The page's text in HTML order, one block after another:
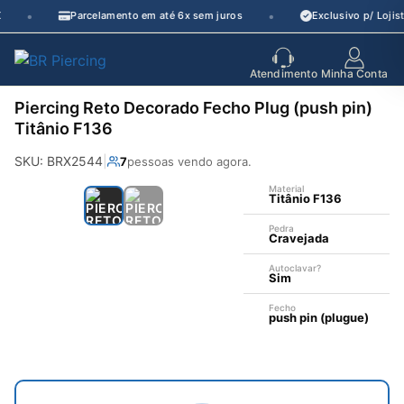
Pular
para
• Parcelamento em até 6x sem juros • Exclusivo p/
de crescimento Atendimento Minha Conta
Piercing Reto Decorado Fecho Plug (push pin)
Titânio F136
SKU: BRX2544 7pessoas vendo agora.
Material
Titânio F136
Pedra
Cravejada
Autoclavar?
Sim
Fecho
push pin (plugue)